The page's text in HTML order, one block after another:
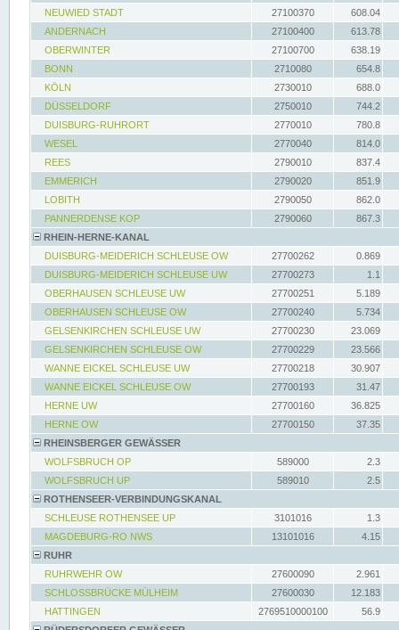
NEUWIED STADT
27100370
608.04
ANDERNACH
27100400
613.78
OBERWINTER
27100700
638.19
BONN
2710080
654.8
KÖLN
2730010
688.0
DÜSSELDORF
2750010
744.2
DUISBURG-RUHRORT
2770010
780.8
WESEL
2770040
814.0
REES
2790010
837.4
EMMERICH
2790020
851.9
LOBITH
2790050
862.0
PANNERDENSE KOP
2790060
867.3
RHEIN-HERNE-KANAL
DUISBURG-MEIDERICH SCHLEUSE OW
27700262
0.869
DUISBURG-MEIDERICH SCHLEUSE UW
27700273
1.1
OBERHAUSEN SCHLEUSE UW
27700251
5.189
OBERHAUSEN SCHLEUSE OW
27700240
5.734
GELSENKIRCHEN SCHLEUSE UW
27700230
23.069
GELSENKIRCHEN SCHLEUSE OW
27700229
23.566
WANNE EICKEL SCHLEUSE UW
27700218
30.907
WANNE EICKEL SCHLEUSE OW
27700193
31.47
HERNE UW
27700160
36.825
HERNE OW
27700150
37.35
RHEINSBERGER GEWÄSSER
WOLFSBRUCH OP
589000
2.3
WOLFSBRUCH UP
589010
2.5
ROTHENSEER-VERBINDUNGSKANAL
SCHLEUSE ROTHENSEE UP
3101016
1.3
MAGDEBURG-RO NWS
13101016
4.15
RUHR
RUHRWEHR OW
27600090
2.961
SCHLOSSBRÜCKE MÜLHEIM
27600030
12.183
HATTINGEN
2769510000100
56.9